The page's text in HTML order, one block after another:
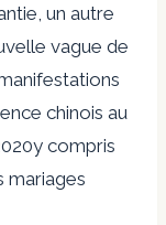
un autre
vague de
chinois au
y compris
mariages